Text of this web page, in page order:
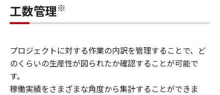
工数管理※
プロジェクトに対する作業の内訳を管理することで、ど
のくらいの生産性が図られたか確認することが可能で
す。
稼働実績をさまざまな角度から集計することができま